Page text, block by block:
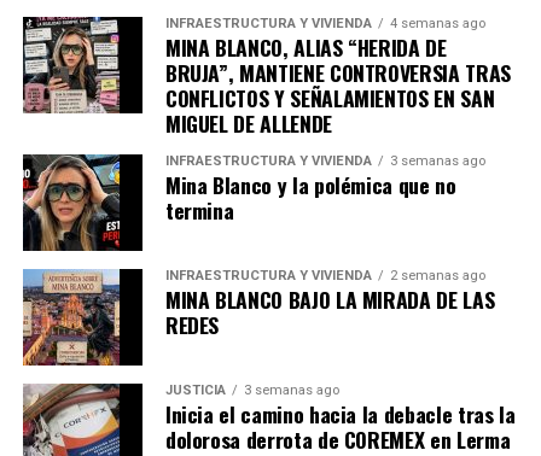
narcotráfico” responsable de la exportación de miles de
kilogramos de cocaína y marihuana desde México a
Estados Unidos.
admin
INFRAESTRUCTURA Y VIVIENDA 4 semanas ago
MINA BLANCO, ALIAS “HERIDA DE
BRUJA”, MANTIENE CONTROVERSIA TRAS
CONFLICTOS Y SEÑALAMIENTOS EN SAN
MIGUEL DE ALLENDE
INFRAESTRUCTURA Y VIVIENDA 3 semanas ago
Mina Blanco y la polémica que no
termina
INFRAESTRUCTURA Y VIVIENDA 2 semanas ago
MINA BLANCO BAJO LA MIRADA DE LAS
REDES
JUSTICIA 3 semanas ago
Inicia el camino hacia la debacle tras la
dolorosa derrota de COREMEX en Lerma